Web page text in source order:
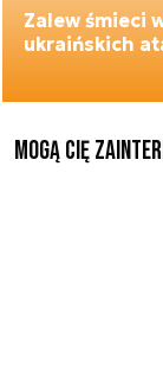
Zalew śmieci
ukraińskich
Mogą Cię